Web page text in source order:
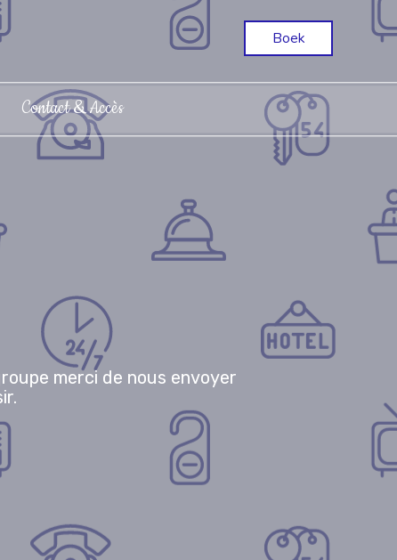
Boek
Contact & Accès
merci de nous envoyer